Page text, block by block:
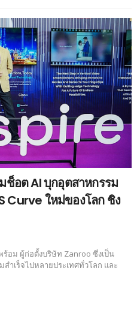
ช็อต AI บุกอุตสาหกรรม
Curve ใหม่ของโลก ชิง
อม ผู้ก่อตั้งบริษัท Zanroo ซึ่งเป็น
ำเร็จไปหลายประเทศทั่วโลก และ